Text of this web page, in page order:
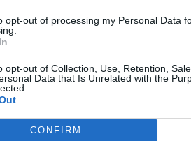
opt-out of processing my Personal Data
opt-out of Collection, Use, Retention,
Data that Is Unrelated with the
CONFIRM